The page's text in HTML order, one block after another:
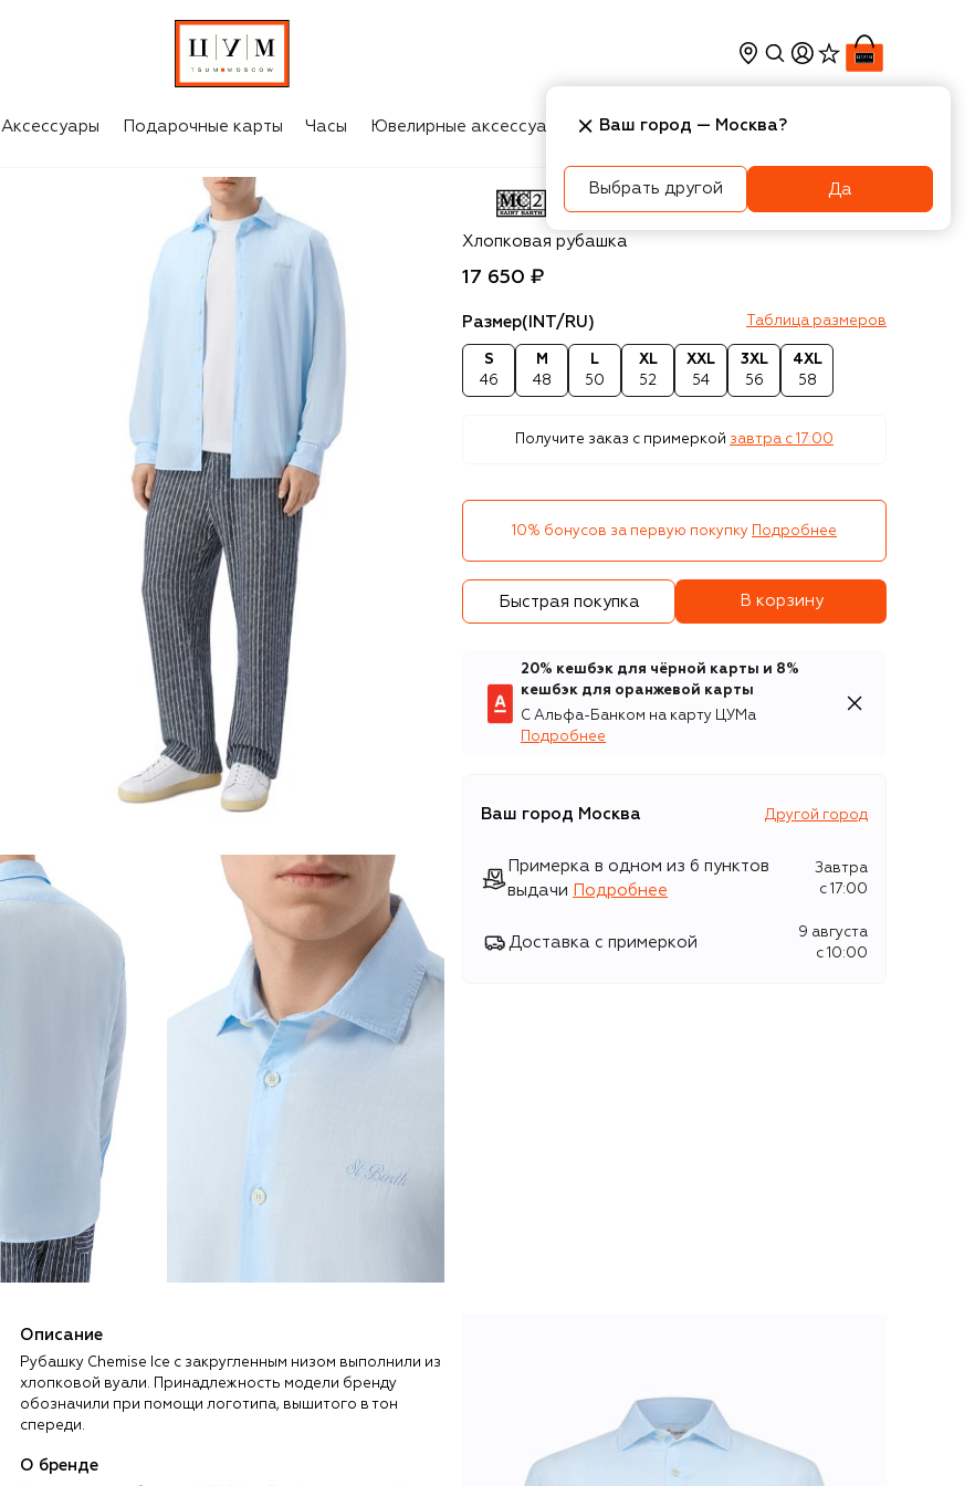
Аксессуары Подарочные карты Часы Ювелирные аксессуары Косметика Интерьер
MC2 Saint Barth
Хлопковая рубашка
17 650 ₽
Размер(INT/RU) Таблица размеров
S
46
M
48
L
50
XL
52
XXL
54
3XL
56
4XL
58
Получите заказ с примеркой завтра c 17:00
10% бонусов за первую покупку Подробнее
Быстрая покупка В корзину
20% кешбэк для чёрной карты и 8%
кешбэк для оранжевой карты
С Альфа-Банком на карту ЦУМа
Подробнее
Ваш город Москва Другой город
Примерка в одном из 6 пунктов
выдачи
Подробнее
Завтра
c 17:00
Доставка с примеркой
9 августа
c 10:00
Описание
Рубашку Chemise Ice с закругленным низом выполнили из
хлопковой вуали. Принадлежность модели бренду
обозначили при помощи логотипа, вышитого в тон
спереди.
О бренде
Ваш город — Москва?
Выбрать другой Да